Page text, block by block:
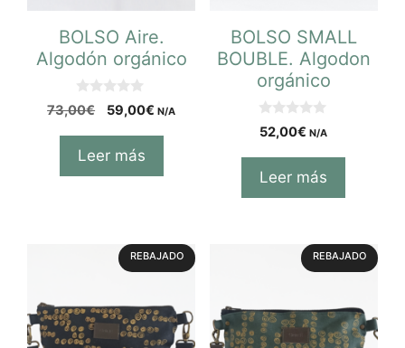
BOLSO Aire.
Algodón orgánico
0
d
73,00€ 59,00€ N/A
Leer más
BOLSO SMALL
BOUBLE. Algodon
orgánico
0
d
52,00€ N/A
Leer más
REBAJADO REBAJADO